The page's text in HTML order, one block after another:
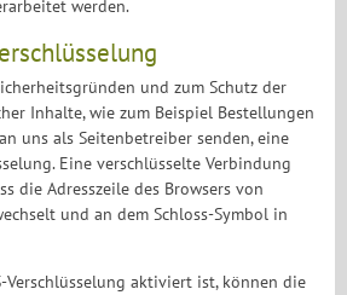
werden.
und zum Schutz der
Inhalte, wie zum Beispiel Bestellungen
uns als Seitenbetreiber senden, eine
Eine verschlüsselte Verbindung
die Adresszeile des Browsers von
und an dem Schloss-Symbol in
Verschlüsselung aktiviert ist, können die